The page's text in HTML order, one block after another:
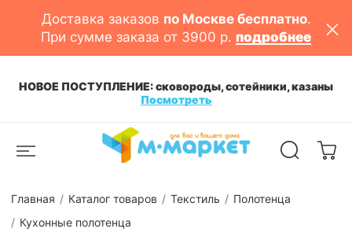
Доставка заказов по Москве бесплатно.
При сумме заказа от 3900 р. подробнее
НОВОЕ ПОСТУПЛЕНИЕ: сковороды, сотейники, казаны
Посмотреть
Главная Каталог товаров Текстиль
Полотенца
Кухонные полотенца